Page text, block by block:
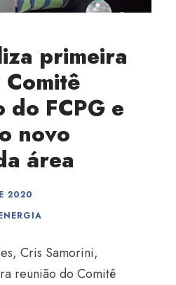
primeira
do FCPG e
novo
área
2020
Cris Samorini,
reunião do Comitê